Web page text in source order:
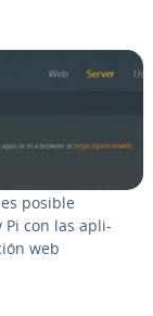
posible
Pi con las apli­
web